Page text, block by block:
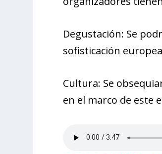
Degustación: Se
sofisticación
Cultura: Se
en el marco de este